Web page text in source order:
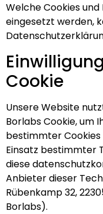
Welche Cookies
eingesetzt werden,
Cookie
Unsere Website
Borlabs Cookie, um
bestimmter
Einsatz bestimmter
diese
Anbieter dieser
Rübenkamp 32,
Borlabs).